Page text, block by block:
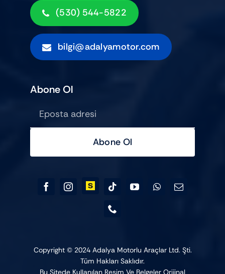
(530) 544-5822
bilgi@adalyamotor.com
Abone Ol
Abone Ol
Copyright © 2024 Adalya Motorlu Araçlar Ltd. Şti.
Tüm Hakları Saklıdır.
Bu Sitede Kullanılan Resim Ve Belgeler Orijinal